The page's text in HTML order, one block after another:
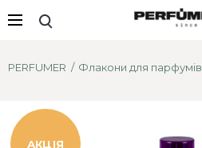
PERFUMER Флакони для парфумів
АКЦІЯ